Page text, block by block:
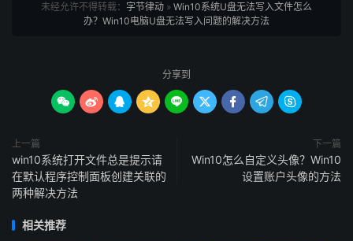
未经允许不得转载： 字节律动 » Win10系统U盘无法写入文件怎么
办？Win10电脑U盘无法写入问题的解决方法
分享到
        
上一篇
win10系统打开文件总是提示请
在默认程序控制面板创建关联的
两种解决方法
下一篇
Win10怎么自定义头像？Win10
设置账户头像的方法
相关推荐